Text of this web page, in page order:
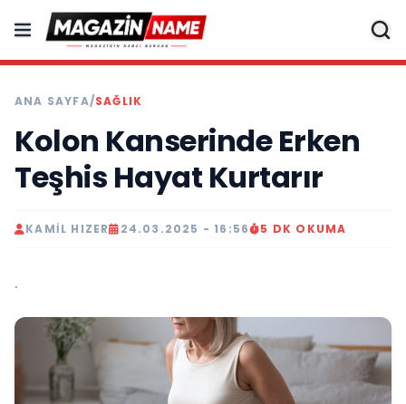
ANA SAYFA/SAĞLIK
Kolon Kanserinde Erken
Teşhis Hayat Kurtarır
KAMIL HIZER 24.03.2025 - 16:56 5 DK OKUMA
.